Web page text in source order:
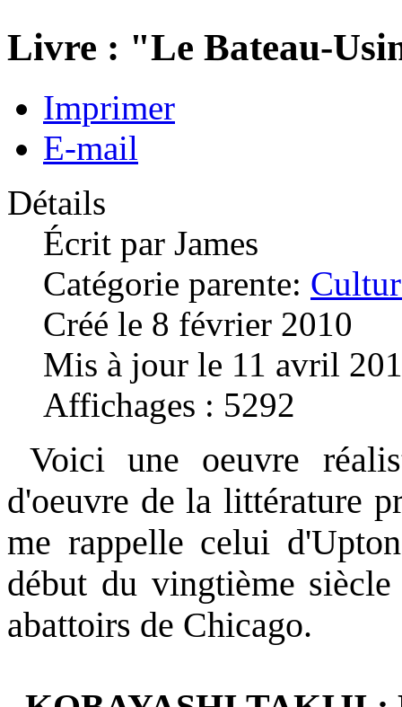
Livre : "Le Bateau-
Imprimer
E-mail
Détails
Écrit par James
Catégorie parente:
Créé le 8 février 2010
Mis à jour le 11 avril
Affichages : 5292
Voici une oeuvre
d'oeuvre de la littérature
me rappelle celui
début du vingtième
abattoirs de Chicago.